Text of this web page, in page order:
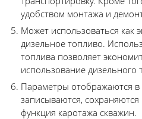
удобством монтажа и
Может использоваться как
дизельное топливо.
топлива позволяет
использование дизельного
Параметры отображаются
записываются, сохраняются
функция каротажа скважин.